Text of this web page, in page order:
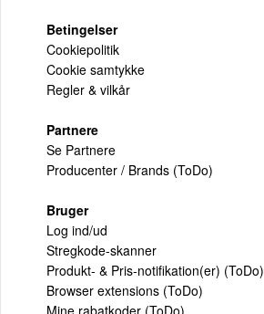
Betingelser
Cookiepolitik
Cookie samtykke
Regler & vilkår
Partnere
Se Partnere
Producenter / Brands (ToDo)
Bruger
Log ind/ud
Stregkode-skanner
Produkt- & Pris-notifikation(er) (ToDo)
Browser extensions (ToDo)